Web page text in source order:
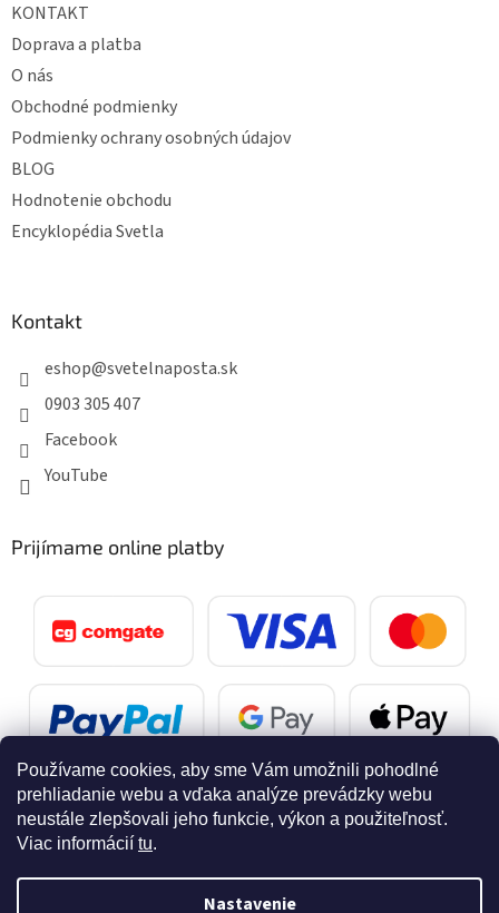
Používame cookies, aby sme Vám umožnili pohodlné
prehliadanie webu a vďaka analýze prevádzky webu
neustále zlepšovali jeho funkcie, výkon a použiteľnosť.
Viac informácií tu.
Nastavenie
KONTAKT
Doprava a platba
O nás
Obchodné podmienky
Podmienky ochrany osobných údajov
BLOG
Hodnotenie obchodu
Encyklopédia Svetla
Kontakt
eshop@svetelnaposta.sk
0903 305 407
Facebook
YouTube
Prijímame online platby
Vytvoril Shoptet